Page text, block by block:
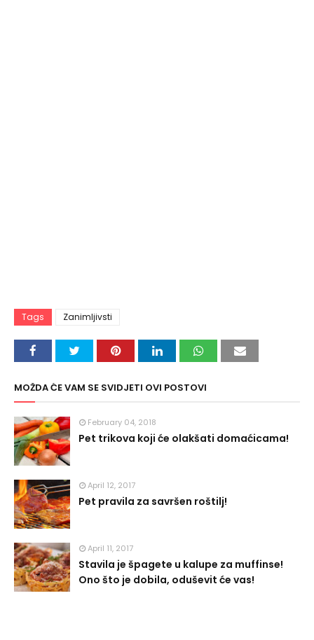
Tags Zanimljivsti
MOŽDA ĆE VAM SE SVIDJETI OVI POSTOVI
February 04, 2018
Pet trikova koji će olakšati domaćicama!
April 12, 2017
Pet pravila za savršen roštilj!
April 11, 2017
Stavila je špagete u kalupe za muffinse!
Ono što je dobila, oduševit će vas!